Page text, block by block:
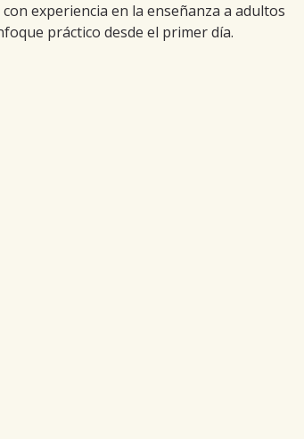
experiencia en la enseñanza a adultos
práctico desde el primer día.